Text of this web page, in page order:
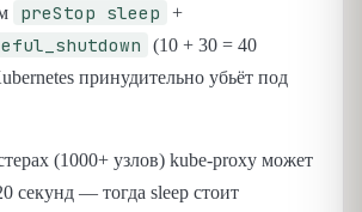
preStop sleep +
(10 + 30 = 40
принудительно убьёт под
(1000+ узлов) kube-proxy может
секунд — тогда sleep стоит